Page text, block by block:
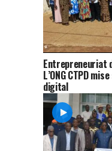
Entrepreneuriat
L’ONG CTPD
digital